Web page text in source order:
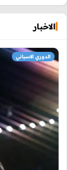
الاخبار
الدوري الاسباني